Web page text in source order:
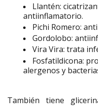
Llantén:
antiinflamatorio.
Pichi Romero:
Gordolobo:
Vira Vira: trata
Fosfatildicona:
alergenos y
También tiene